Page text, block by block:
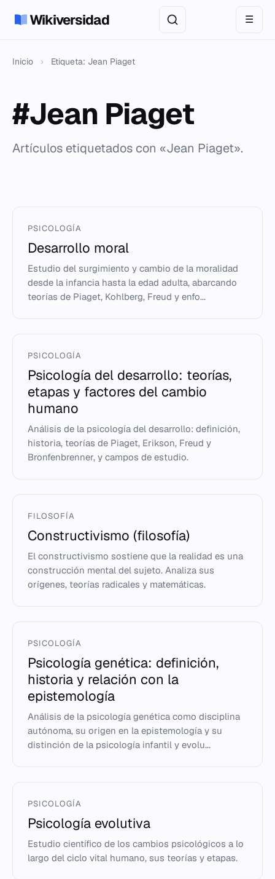
Wikiversidad ☰
Inicio › Etiqueta: Jean Piaget
#Jean Piaget
Artículos etiquetados con «Jean Piaget».
PSICOLOGÍA
Desarrollo moral
Estudio del surgimiento y cambio de la moralidad
desde la infancia hasta la edad adulta, abarcando
teorías de Piaget, Kohlberg, Freud y enfo...
PSICOLOGÍA
Psicología del desarrollo: teorías,
etapas y factores del cambio
humano
Análisis de la psicología del desarrollo: definición,
historia, teorías de Piaget, Erikson, Freud y
Bronfenbrenner, y campos de estudio.
FILOSOFÍA
Constructivismo (filosofía)
El constructivismo sostiene que la realidad es una
construcción mental del sujeto. Analiza sus
orígenes, teorías radicales y matemáticas.
PSICOLOGÍA
Psicología genética: definición,
historia y relación con la
epistemología
Análisis de la psicología genética como disciplina
autónoma, su origen en la epistemología y su
distinción de la psicología infantil y evolu...
PSICOLOGÍA
Psicología evolutiva
Estudio científico de los cambios psicológicos a lo
largo del ciclo vital humano, sus teorías y etapas.